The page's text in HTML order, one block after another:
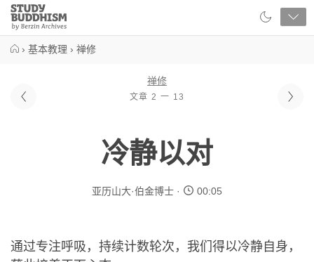
Close
Study
Buddhism
› 基本教理 › 禅修
禅修
文章 2 一 13
冷静以对
亚历山大·伯金博士 00:05
通过专注呼吸，持续计数轮次，我们得以冷静自身，